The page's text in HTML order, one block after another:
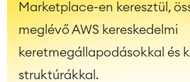
Marketplace-en keresztül,
meglévő AWS kereskedelmi
keretmegállapodásokkal és
struktúrákkal.